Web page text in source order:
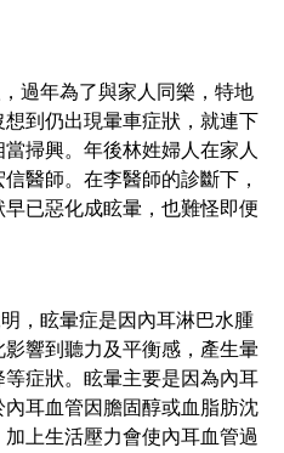
年為了與家人同樂，特地
到仍出現暈車症狀，就連下
掃興。年後林姓婦人在家人
醫師。在李醫師的診斷下，
已惡化成眩暈，也難怪即便
眩暈症是因內耳淋巴水腫
響到聽力及平衡感，產生暈
症狀。眩暈主要是因為內耳
耳血管因膽固醇或血脂肪沈
上生活壓力會使內耳血管過